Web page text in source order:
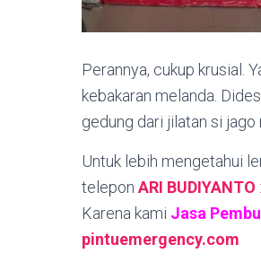
Perannya, cukup krusial.
kebakaran melanda.
gedung dari jilatan si jago
Untuk lebih mengetahui
telepon ARI BUDIYANTO :
Karena kami Jasa
pintuemergency.com